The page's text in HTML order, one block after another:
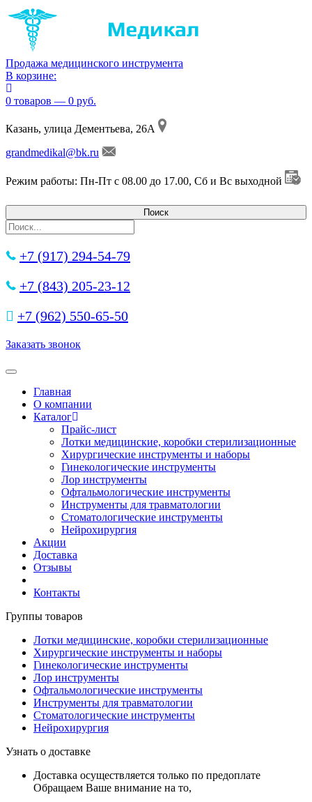
Продажа медицинского инструмента
В корзине:
0 товаров — 0 руб.
Казань, улица Дементьева, 26А
grandmedikal@bk.ru
Режим работы: Пн-Пт с 08.00 до 17.00, Сб и Вс выходной
+7 (917) 294-54-79
+7 (843) 205-23-12
+7 (962) 550‑65‑50‬
Заказать звонок
Toggle navigation
Главная
О компании
Каталог
Прайс-лист
Лотки медицинские, коробки стерилизационные
Хирургические инструменты и наборы
Гинекологические инструменты
Лор инструменты
Офтальмологические инструменты
Инструменты для травматологии
Стоматологические инструменты
Нейрохирургия
Акции
Доставка
Отзывы
Контакты
Группы товаров
Лотки медицинские, коробки стерилизационные
Хирургические инструменты и наборы
Гинекологические инструменты
Лор инструменты
Офтальмологические инструменты
Инструменты для травматологии
Стоматологические инструменты
Нейрохирургия
Узнать о доставке
Доставка осуществляется только по предоплате
Обращаем Ваше внимание на то,